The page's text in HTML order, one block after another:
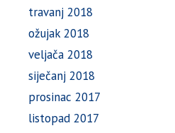
travanj 2018
ožujak 2018
veljača 2018
siječanj 2018
prosinac 2017
listopad 2017